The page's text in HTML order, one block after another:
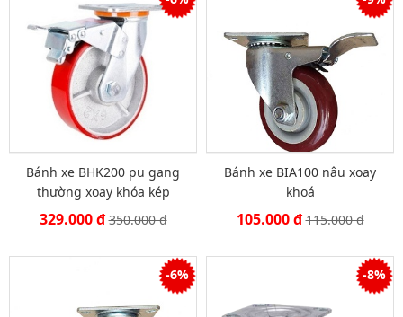
Bánh xe BHK200 pu gang
thường xoay khóa kép
329.000 đ350.000 đ
Bánh xe BIA100 nâu xoay
khoá
105.000 đ115.000 đ
-6% -8%